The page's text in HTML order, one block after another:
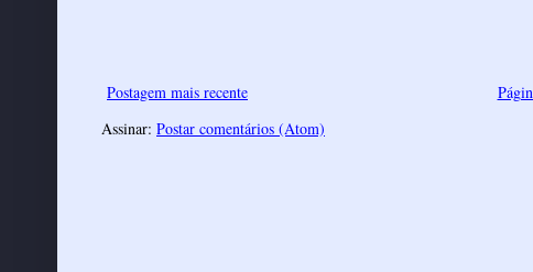
Postagem mais recente
Assinar: Postar comentários (Atom)